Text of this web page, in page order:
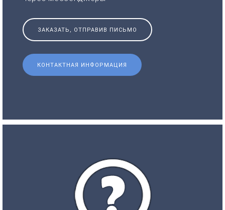
ЗАКАЗАТЬ, ОТПРАВИВ ПИСЬМО
КОНТАКТНАЯ ИНФОРМАЦИЯ